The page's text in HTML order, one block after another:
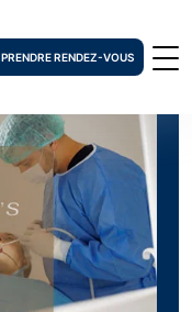
PRENDRE RENDEZ-VOUS